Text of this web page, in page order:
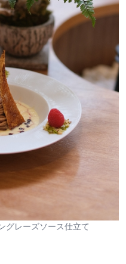
グレーズソース仕立て